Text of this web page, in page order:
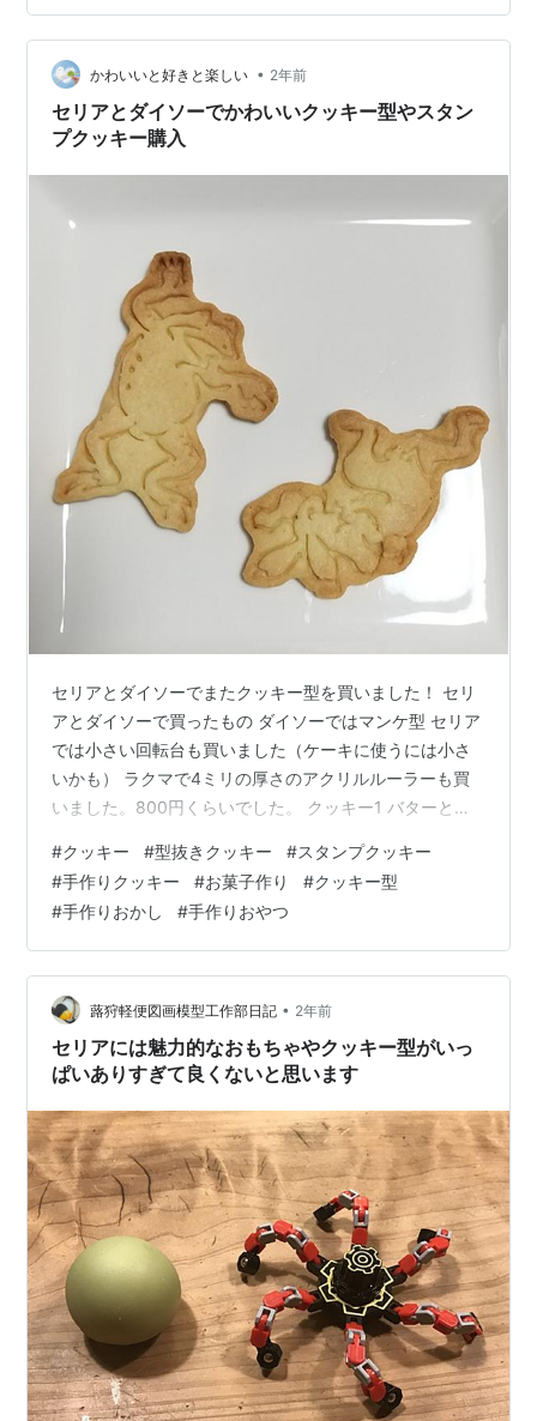
かぼちゃとこうもりをまとめ、押し出し具を用意して、
効率的に生地を抜き落とせるようにしています。たくさ
ん楽につくれます。 使い方は、伸ばした生地に抜き型を
置いてカットしたら、そのまま押し出し具…
かわいいと好きと楽しい • 2年前
セリアとダイソーでかわいいクッキー型やスタン
プクッキー購入
セリアとダイソーでまたクッキー型を買いました！ セリ
アとダイソーで買ったもの ダイソーではマンケ型 セリア
では小さい回転台も買いました（ケーキに使うには小さ
いかも） ラクマで4ミリの厚さのアクリルルーラーも買
いました。800円くらいでした。 クッキー1 バターと全
良かったけど味がいまいちだったな。（隠し味にあるも
のをいれるレシピでした）色々勉強して作り方はクレメ
法でバターは泡立てないのが私の好きな食感になるみた
いです。砂糖も粉糖ではなくグラニュー糖で・・ さっそ
く4ミリのルーラー使いました 黄色の恐竜の型。。。抜
くのが難しいタイプのだ。。特に…
#クッキー #型抜きクッキー #スタンプクッキー
#手作りクッキー #お菓子作り #クッキー型
#手作りおかし #手作りおやつ
蕗狩軽便図画模型工作部日記 • 2年前
セリアには魅力的なおもちゃやクッキー型がいっ
ぱいありすぎて良くないと思います